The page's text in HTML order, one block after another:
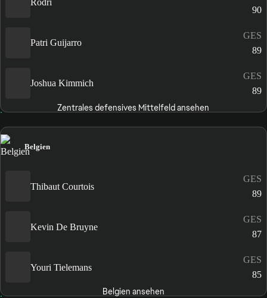
Rodri
90
Patri Guijarro
GES
89
Joshua Kimmich
GES
89
Zentrales defensives Mittelfeld ansehen
Belgien
Thibaut Courtois
GES
89
Kevin De Bruyne
GES
87
Youri Tielemans
GES
85
Belgien ansehen